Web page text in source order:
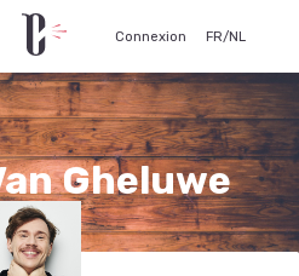
Connexion FR/NL
Gheluwe
Comédien